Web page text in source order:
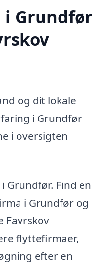
Grundfør
og dit lokale
i Grundfør
i oversigten
Grundfør. Find en
i Grundfør og
Favrskov
flyttefirmaer,
efter en